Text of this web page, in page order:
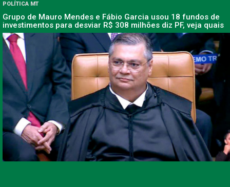
POLÍTICA MT
Grupo de Mauro Mendes e Fábio Garcia usou 18 fundos de
investimentos para desviar R$ 308 milhões diz PF, veja quais